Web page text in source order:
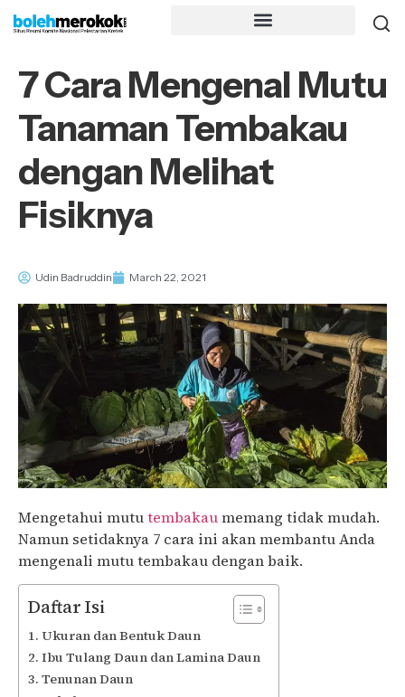
7 Cara Mengenal Mutu
Tanaman Tembakau
dengan Melihat
Fisiknya
Udin Badruddin March 22, 2021
Mengetahui mututembakaumemang tidak mudah.
Namun setidaknya 7 cara ini akan membantu Anda
mengenali mutu tembakau dengan baik.
Daftar Isi
Ukuran dan Bentuk Daun
Ibu Tulang Daun dan Lamina Daun
Tenunan Daun